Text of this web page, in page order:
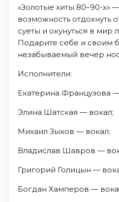
«Золотые хиты 80–90-х»
возможность отдохнуть
суеты и окунуться в мир
Подарите себе и своим
незабываемый вечер
Исполнители:
Екатерина Французова
Элина Шатская — вокал;
Михаил Зыков — вокал;
Владислав Шавров —
Григорий Голицын —
Богдан Хамперов —